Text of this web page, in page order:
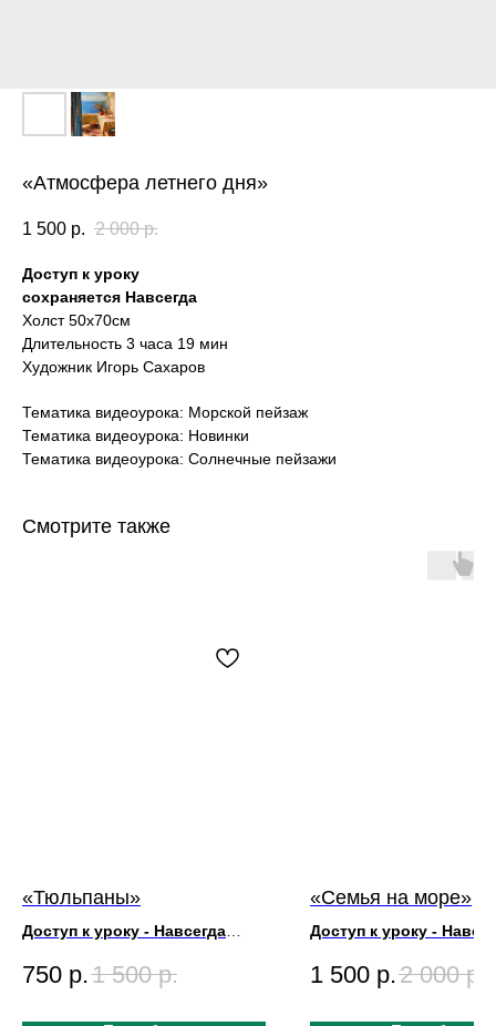
«Атмосфера летнего дня»
1 500 р. 2 000 р.
Доступ к уроку
сохраняется Навсегда
Холст 50х70см
Длительность 3 часа 19 мин
Художник Игорь Сахаров
Тематика видеоурока: Морской пейзаж
Тематика видеоурока: Новинки
Тематика видеоурока: Солнечные пейзажи
Смотрите также
«Тюльпаны»
Доступ к уроку - Навсегда
Размер Картины 50х70
750 р.1 500 р.
«Семья на море»
Доступ к уроку -
Размер Картины 60х70
1 500 р.2 000 р.